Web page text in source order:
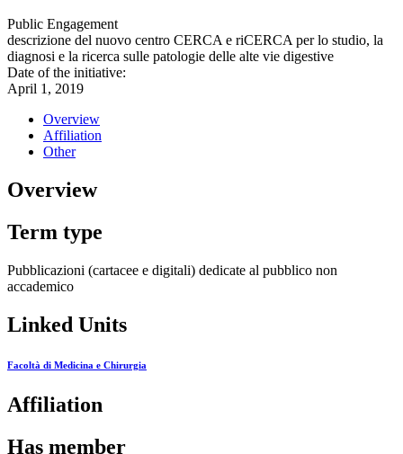
Public Engagement
descrizione del nuovo centro CERCA e riCERCA per lo studio, la
diagnosi e la ricerca sulle patologie delle alte vie digestive
Date of the initiative:
April 1, 2019
Overview
Affiliation
Other
Overview
Term type
Pubblicazioni (cartacee e digitali) dedicate al pubblico non
accademico
Linked Units
Facoltà di Medicina e Chirurgia
Affiliation
Has member